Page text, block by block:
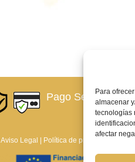
Para
almacenar
tecnologías
afectar
Pago Seguro –
Aviso Legal Política de privacidad